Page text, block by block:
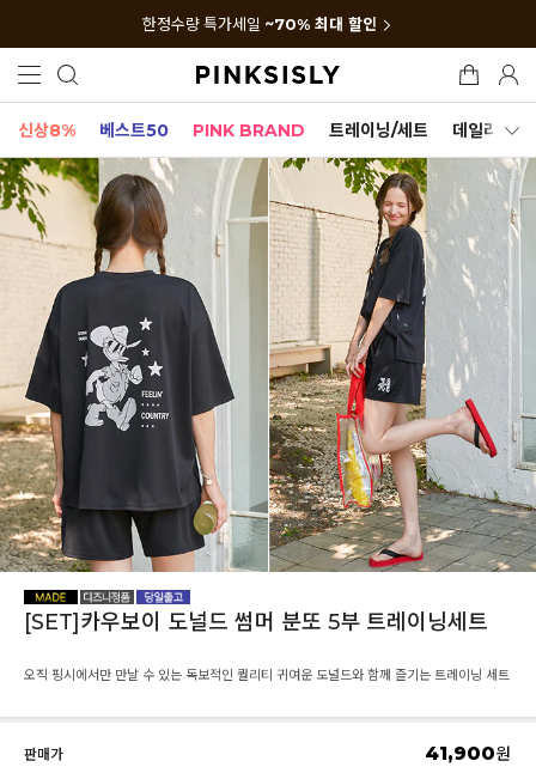
한정수량 특가세일 ~70% 최대 할인
신상8% 베스트50 PINK BRAND 트레이닝/세트 데일리세트
[SET]카우보이 도널드 썸머 분또 5부 트레이닝세트
오직 핑시에서만 만날 수 있는 독보적인 퀄리티 귀여운 도널드와 함께 즐기는 트레이닝 세트
판매가 41,900원